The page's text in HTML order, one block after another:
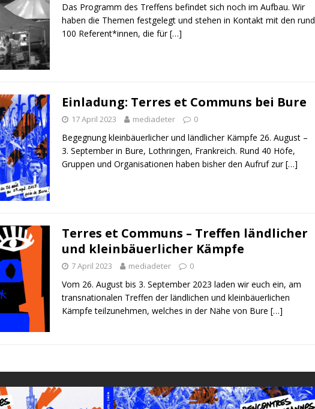
Das Programm des Treffens befindet sich noch im Aufbau. Wir
haben die Themen festgelegt und stehen in Kontakt mit den rund
100 Referent*innen, die für[…]
Einladung: Terres et Communs bei Bure
17 April 2023 mediadeter 0
Begegnung kleinbäuerlicher und ländlicher Kämpfe 26. August –
3. September in Bure, Lothringen, Frankreich. Rund 40 Höfe,
Gruppen und Organisationen haben bisher den Aufruf zur[…]
Terres et Communs – Treffen ländlicher
und kleinbäuerlicher Kämpfe
7 April 2023 mediadeter 0
Vom 26. August bis 3. September 2023 laden wir euch ein, am
transnationalen Treffen der ländlichen und kleinbäuerlichen
Kämpfe teilzunehmen, welches in der Nähe von Bure […]